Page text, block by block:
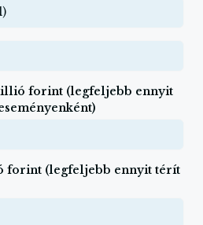
forint (legfeljebb ennyit
forint (legfeljebb ennyit térít